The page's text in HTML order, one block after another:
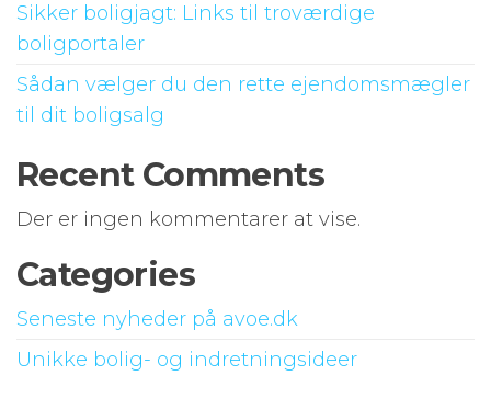
Sikker boligjagt: Links til troværdige
boligportaler
Sådan vælger du den rette ejendomsmægler
til dit boligsalg
Recent Comments
Der er ingen kommentarer at vise.
Categories
Seneste nyheder på avoe.dk
Unikke bolig- og indretningsideer